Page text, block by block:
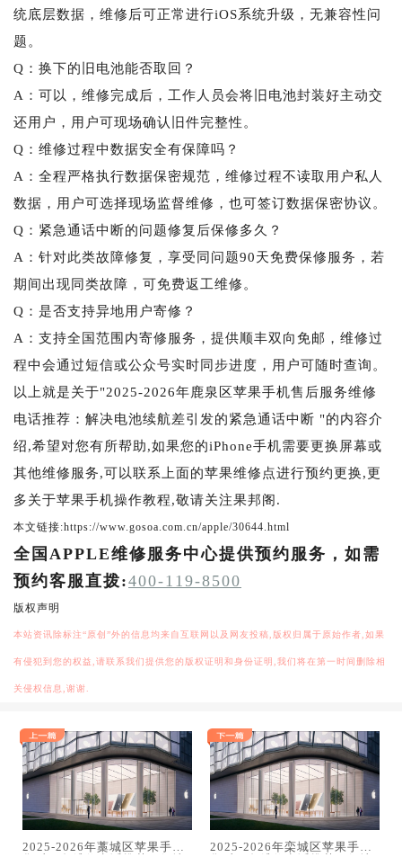
统底层数据，维修后可正常进行iOS系统升级，无兼容性问
题。
Q：换下的旧电池能否取回？
A：可以，维修完成后，工作人员会将旧电池封装好主动交
还用户，用户可现场确认旧件完整性。
Q：维修过程中数据安全有保障吗？
A：全程严格执行数据保密规范，维修过程不读取用户私人
数据，用户可选择现场监督维修，也可签订数据保密协议。
Q：紧急通话中断的问题修复后保修多久？
A：针对此类故障修复，享受同问题90天免费保修服务，若
期间出现同类故障，可免费返工维修。
Q：是否支持异地用户寄修？
A：支持全国范围内寄修服务，提供顺丰双向免邮，维修过
程中会通过短信或公众号实时同步进度，用户可随时查询。
以上就是关于"2025-2026年鹿泉区苹果手机售后服务维修
电话推荐：解决电池续航差引发的紧急通话中断 "的内容介
绍,希望对您有所帮助,如果您的iPhone手机需要更换屏幕或
其他维修服务,可以联系上面的苹果维修点进行预约更换,更
多关于苹果手机操作教程,敬请关注果邦阁.
本文链接:https://www.gosoa.com.cn/apple/30644.html
全国APPLE维修服务中心提供预约服务，如需
预约客服直拨:400-119-8500
版权声明
本站资讯除标注“原创”外的信息均来自互联网以及网友投稿,版权归属于原始作者,如果
有侵犯到您的权益,请联系我们提供您的版权证明和身份证明,我们将在第一时间删除相
关侵权信息,谢谢.
2025-2026年藁城区苹果手机
2025-2026年栾城区苹果手机